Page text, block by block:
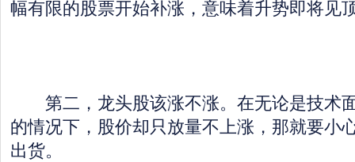
幅有限的股票开始补涨，意味着升势即将见
第二，龙头股该涨不涨。在无论是技术
的情况下，股价却只放量不上涨，那就要小
出货。